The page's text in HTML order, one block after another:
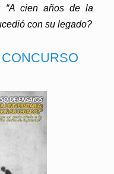
“A cien años de la
con su legado?